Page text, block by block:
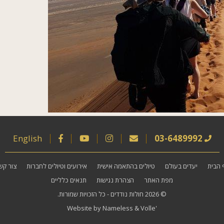
03-6489992
English
הבית יעדים בעולם טיולים בהתאמה אישית אירועים וטיולים לחברות
צור
מפת האתר
הצהרת נגישות
תנאים כלליים
© 2026
חולות נודדים - כל הזכויות שמורות.
Website by Nameless &Volle'